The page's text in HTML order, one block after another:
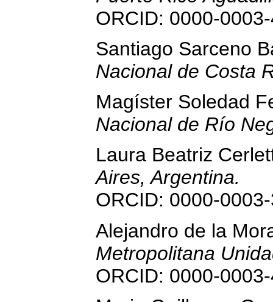
ORCID: 0000-
Santiago Sarceno
Nacional de Costa
Magíster Soledad
Nacional de Río
Laura Beatriz
Aires, Argentina.
ORCID: 0000-
Alejandro de la
Metropolitana
ORCID: 0000-